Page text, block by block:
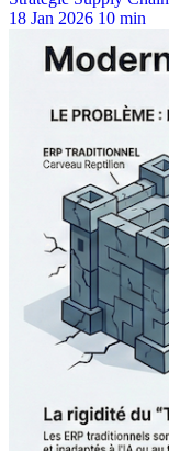
18 Jan 2026 10 min